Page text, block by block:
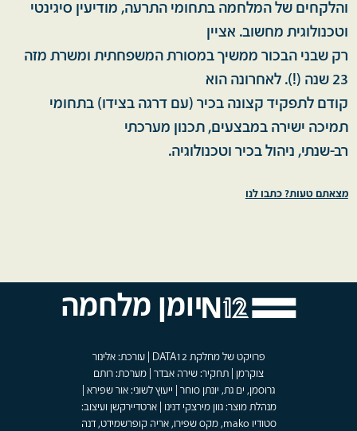
והלקחים של המלחמה בתחומי התרעה, מודיעין סיגינטי
וטכנולוגית מחשוב. אציין
רק שבני הבכור ממשיך במסורת המשפחתית ומשרת מזה
23 שנה (!). לאחרונה הוא
קודם לתפקיד קצונה בכיר (עם דרגה בצידו) בתחומי
תמיכה ישירה במבצעים, תכנון מערכתי
רב-שנתי, ניהול בכיר וטכנולוגיה.
מצאתם טעות? כתבו לנו
יומן מלחמה
פרויקט של מחלקת DATA12 | עורכת: אלינור
צוקרמן | תחקיר: שירה אבדר | מערכת: רותם
גרוסמן, ים גת, יונתן סוחר | ייעוץ לשוני: אור שפירא |
מנהלת מוצר: גוון מירצקי דנינו | ארטדיירקשן ועיצוב:
סטודיו mako, מקס שפירו, אריה קופרשמידט, דנה